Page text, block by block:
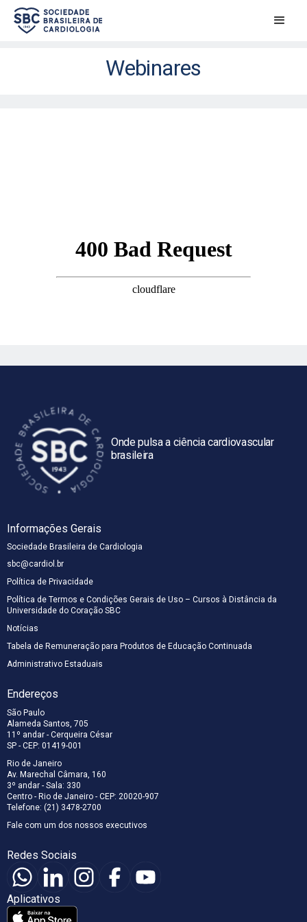
Webinares
Onde pulsa a ciência cardiovascular
brasileira
Informações Gerais
Sociedade Brasileira de Cardiologia
sbc@cardiol.br
Política de Privacidade
Política de Termos e Condições Gerais de Uso – Cursos à Distância da
Universidade do Coração SBC
Notícias
Tabela de Remuneração para Produtos de Educação Continuada
Administrativo Estaduais
Endereços
São Paulo
Alameda Santos, 705
11º andar - Cerqueira César
SP - CEP: 01419-001
Rio de Janeiro
Av. Marechal Câmara, 160
3º andar - Sala: 330
Centro - Rio de Janeiro - CEP: 20020-907
Telefone: (21) 3478-2700
Fale com um dos nossos executivos
Redes Sociais
Aplicativos